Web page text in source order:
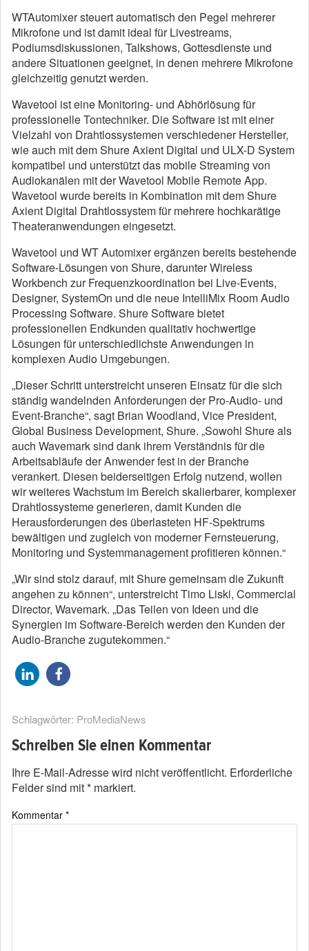
WTAutomixer steuert automatisch den Pegel mehrerer
Mikrofone und ist damit ideal für Livestreams,
Podiumsdiskussionen, Talkshows, Gottesdienste und
andere Situationen geeignet, in denen mehrere Mikrofone
gleichzeitig genutzt werden.
Wavetool ist eine Monitoring- und Abhörlösung für
professionelle Tontechniker. Die Software ist mit einer
Vielzahl von Drahtlossystemen verschiedener Hersteller,
wie auch mit dem Shure Axient Digital und ULX-D System
kompatibel und unterstützt das mobile Streaming von
Audiokanälen mit der Wavetool Mobile Remote App.
Wavetool wurde bereits in Kombination mit dem Shure
Axient Digital Drahtlossystem für mehrere hochkarätige
Theateranwendungen eingesetzt.
Wavetool und WT Automixer ergänzen bereits bestehende
Software-Lösungen von Shure, darunter Wireless
Workbench zur Frequenzkoordination bei Live-Events,
Designer, SystemOn und die neue IntelliMix Room Audio
Processing Software. Shure Software bietet
professionellen Endkunden qualitativ hochwertige
Lösungen für unterschiedlichste Anwendungen in
komplexen Audio Umgebungen.
„Dieser Schritt unterstreicht unseren Einsatz für die sich
ständig wandelnden Anforderungen der Pro-Audio- und
Event-Branche“, sagt Brian Woodland, Vice President,
Global Business Development, Shure. „Sowohl Shure als
auch Wavemark sind dank ihrem Verständnis für die
Arbeitsabläufe der Anwender fest in der Branche
verankert. Diesen beiderseitigen Erfolg nutzend, wollen
wir weiteres Wachstum im Bereich skalierbarer, komplexer
Drahtlossysteme generieren, damit Kunden die
Herausforderungen des überlasteten HF-Spektrums
bewältigen und zugleich von moderner Fernsteuerung,
Monitoring und Systemmanagement profitieren können.“
„Wir sind stolz darauf, mit Shure gemeinsam die Zukunft
angehen zu können“, unterstreicht Timo Liski, Commercial
Director, Wavemark. „Das Teilen von Ideen und die
Synergien im Software-Bereich werden den Kunden der
Audio-Branche zugutekommen.“
Schlagwörter: ProMediaNews
Schreiben Sie einen Kommentar
Ihre E-Mail-Adresse wird nicht veröffentlicht. Erforderliche
Felder sind mit* markiert.
Kommentar *